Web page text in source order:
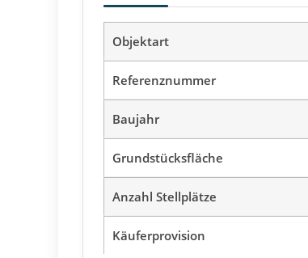
Objektart
Referenznummer
Baujahr
Grundstücksfläche
Anzahl Stellplätze
Käuferprovision